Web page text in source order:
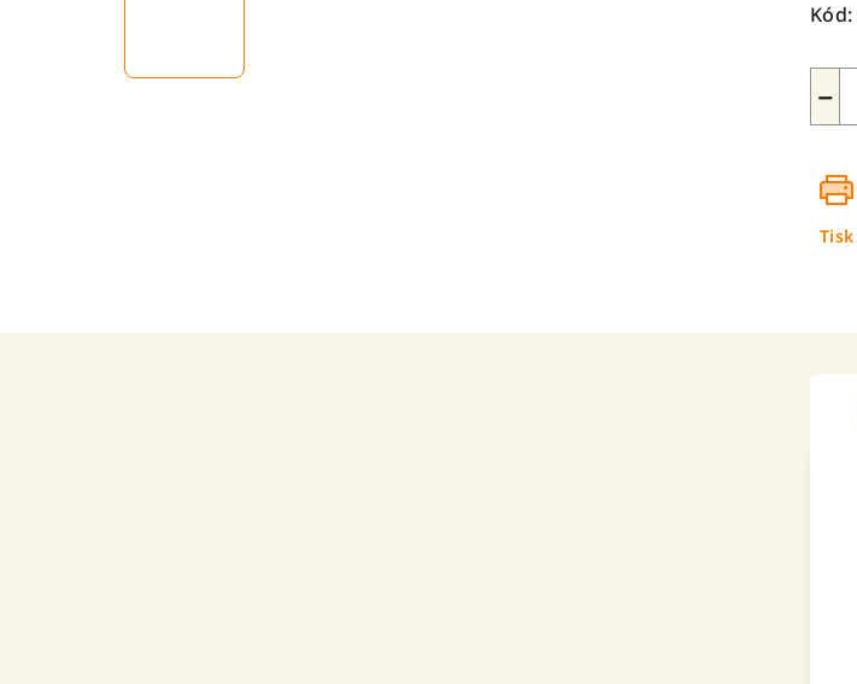
Kód:
−
Tisk